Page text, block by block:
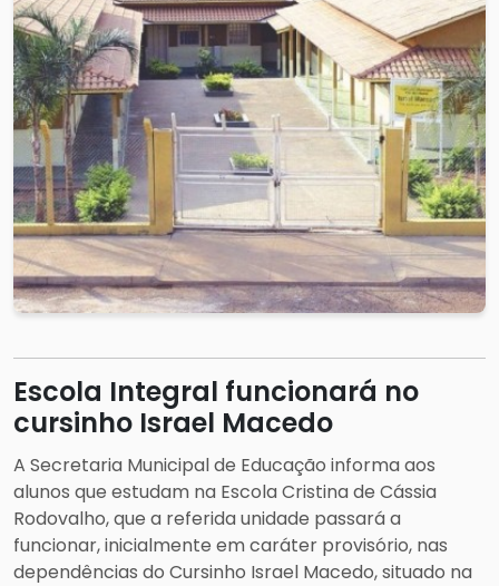
Escola Integral funcionará no
cursinho Israel Macedo
A Secretaria Municipal de Educação informa aos
alunos que estudam na Escola Cristina de Cássia
Rodovalho, que a referida unidade passará a
funcionar, inicialmente em caráter provisório, nas
dependências do Cursinho Israel Macedo, situado na